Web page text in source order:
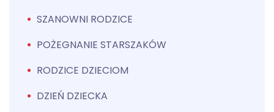
SZANOWNI RODZICE
POŻEGNANIE STARSZAKÓW
RODZICE DZIECIOM
DZIEŃ DZIECKA